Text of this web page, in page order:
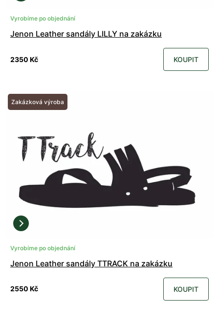
Vyrobíme po objednání
Jenon Leather sandály LILLY na zakázku
2350 Kč KOUPIT
Zakázková výroba
Vyrobíme po objednání
Jenon Leather sandály TTRACK na zakázku
2550 Kč KOUPIT